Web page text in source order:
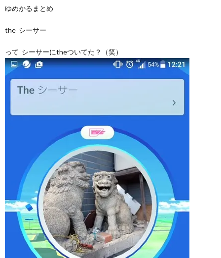
ゆめかるまとめ
the シーサー
って シーサーにtheついてた？（笑）